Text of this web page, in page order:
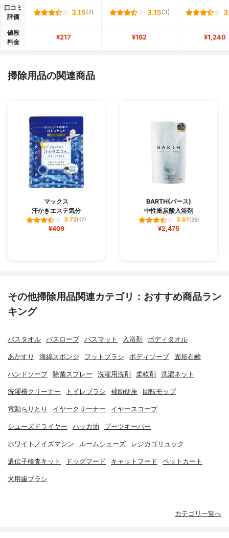
口コミ
評価
3.15(7) 3.15(3)
値段
料金
¥217 ¥162 ¥1,240
掃除用品の関連商品
マックス
汗かきエステ気分
3.72(17)
¥409
BARTH(バース)
中性重炭酸入浴剤
3.61(26)
¥2,475
その他掃除用品関連カテゴリ：おすすめ商品ラン
キング
バスタオル バスローブ バスマット 入浴剤 ボディタオル
あかすり 海綿スポンジ フットブラシ ボディソープ 固形石鹸
ハンドソープ 除菌スプレー 洗濯用洗剤 柔軟剤 洗濯ネット
洗濯槽クリーナー トイレブラシ 補助便座 回転モップ
電動ちりとり イヤークリーナー イヤースコープ
シューズドライヤー ハッカ油 ブーツキーパー
ホワイトノイズマシン ルームシューズ レジカゴリュック
遺伝子検査キット ドッグフード キャットフード ペットカート
犬用歯ブラシ
カテゴリ一覧へ